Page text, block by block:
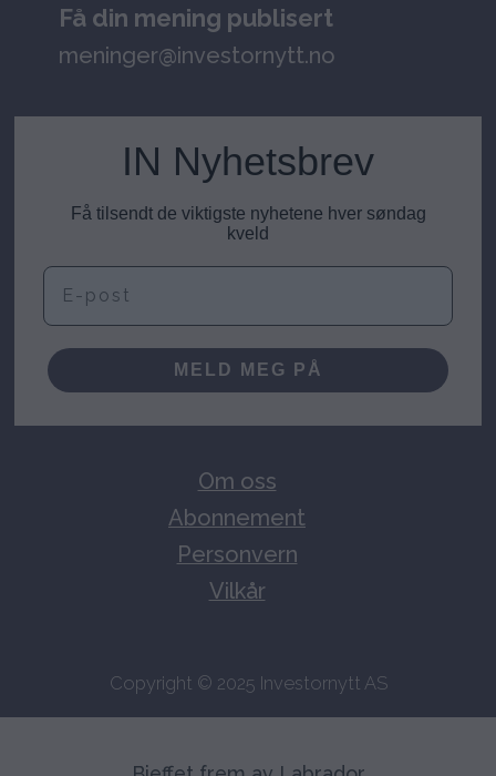
Få din mening publisert
meninger@investornytt.no
IN Nyhetsbrev
Få tilsendt de viktigste nyhetene hver søndag
kveld
E-post
MELD MEG PÅ
Om oss
Abonnement
Personvern
Vilkår
Copyright © 2025 Investornytt AS